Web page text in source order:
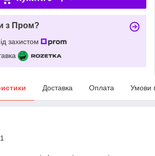
з Пром?
захистом
Доставка Оплата Умови